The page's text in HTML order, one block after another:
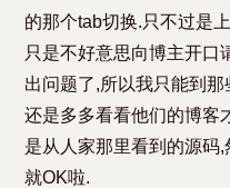
的那个tab切换.只不过是
只是不好意思向博主开口
出问题了,所以我只能到
还是多多看看他们的博客
是从人家那里看到的源码
就OK啦.